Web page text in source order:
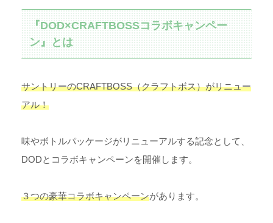
『DOD×CRAFTBOSSコラボキャンペー
ン』とは
サントリーのCRAFTBOSS（クラフトボス）がリニュー
アル！
味やボトルパッケージがリニューアルする記念として、
DODとコラボキャンペーンを開催します。
３つの豪華コラボキャンペーンがあります。